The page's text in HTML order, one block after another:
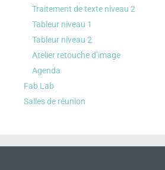
Traitement de texte niveau 2
Tableur niveau 1
Tableur niveau 2
Atelier retouche d’image
Agenda
Fab Lab
Salles de réunion